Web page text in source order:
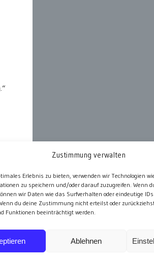
Zustimmung verwalten
Erlebnis zu bieten, verwenden wir Technologien
zu speichern und/oder darauf zuzugreifen. Wenn
wir Daten wie das Surfverhalten oder eindeutige
du deine Zustimmung nicht erteilst oder
Funktionen beeinträchtigt werden.
Ablehnen